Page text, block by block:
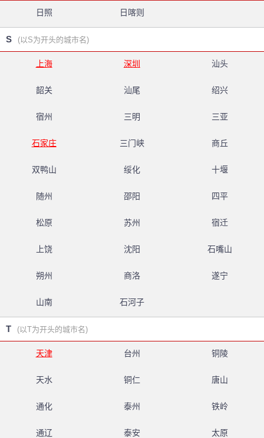
日照 日喀则
S (以S为开头的城市名)
上海 深圳 汕头
韶关 汕尾 绍兴
宿州 三明 三亚
石家庄 三门峡 商丘
双鸭山 绥化 十堰
随州 邵阳 四平
松原 苏州 宿迁
上饶 沈阳 石嘴山
朔州 商洛 遂宁
山南 石河子
T (以T为开头的城市名)
天津 台州 铜陵
天水 铜仁 唐山
通化 泰州 铁岭
通辽 泰安 太原